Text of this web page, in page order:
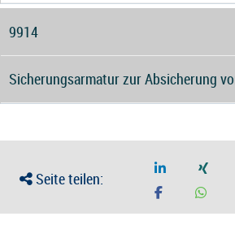
9914
Sicherungsarmatur zur Absicherung
Seite teilen: